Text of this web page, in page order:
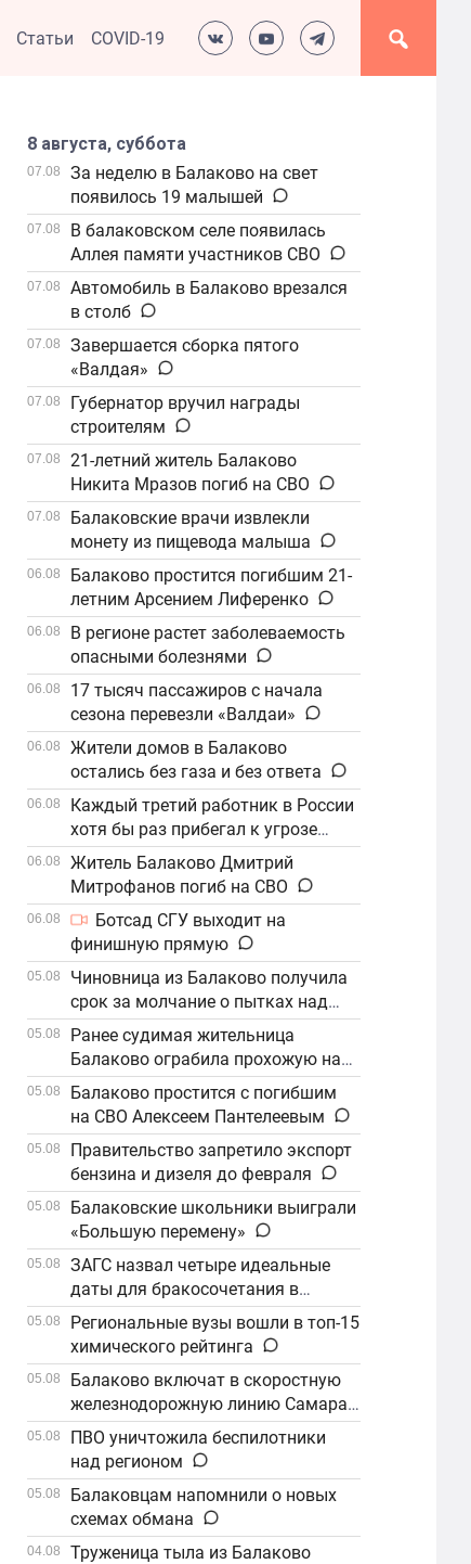
Статьи COVID-19
8 августа, суббота
07.08
За неделю в Балаково на свет
появилось 19 малышей
07.08
В балаковском селе появилась
Аллея памяти участников СВО
07.08
Автомобиль в Балаково врезался
в столб
07.08
Завершается сборка пятого
«Валдая»
07.08
Губернатор вручил награды
строителям
07.08
21-летний житель Балаково
Никита Мразов погиб на СВО
07.08
Балаковские врачи извлекли
монету из пищевода малыша
06.08
Балаково простится погибшим 21-
летним Арсением Лиференко
06.08
В регионе растет заболеваемость
опасными болезнями
06.08
17 тысяч пассажиров с начала
сезона перевезли «Валдаи»
06.08
Жители домов в Балаково
остались без газа и без ответа
06.08
Каждый третий работник в России
хотя бы раз прибегал к угрозе
увольнения
06.08
Житель Балаково Дмитрий
Митрофанов погиб на СВО
06.08
Ботсад СГУ выходит на
финишную прямую
05.08
Чиновница из Балаково получила
срок за молчание о пытках над
детьми
05.08
Ранее судимая жительница
Балаково ограбила прохожую на
улице
05.08
Балаково простится с погибшим
на СВО Алексеем Пантелеевым
05.08
Правительство запретило экспорт
бензина и дизеля до февраля
05.08
Балаковские школьники выиграли
«Большую перемену»
05.08
ЗАГС назвал четыре идеальные
даты для бракосочетания в
сентябре
05.08
Региональные вузы вошли в топ-15
химического рейтинга
05.08
Балаково включат в скоростную
железнодорожную линию Самара–
Саратов
05.08
ПВО уничтожила беспилотники
над регионом
05.08
Балаковцам напомнили о новых
схемах обмана
04.08
Труженица тыла из Балаково